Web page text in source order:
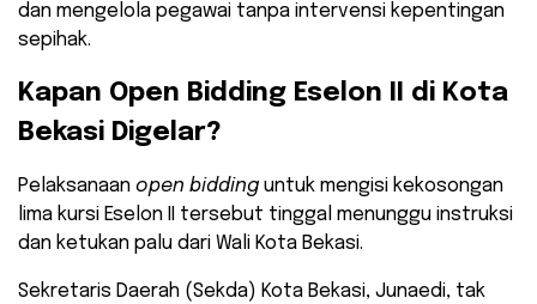
dan mengelola pegawai tanpa intervensi kepentingan
sepihak.
​Kapan Open Bidding Eselon II di Kota
Bekasi Digelar?
​Pelaksanaan open bidding untuk mengisi kekosongan
lima kursi Eselon II tersebut tinggal menunggu instruksi
dan ketukan palu dari Wali Kota Bekasi.
Sekretaris Daerah (Sekda) Kota Bekasi, Junaedi, tak